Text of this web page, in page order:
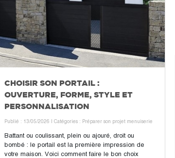
CHOISIR SON PORTAIL :
OUVERTURE, FORME, STYLE ET
PERSONNALISATION
Publié : 13/05/2026 | Catégories : Préparer son projet menuiserie
Battant ou coulissant, plein ou ajouré, droit ou
bombé : le portail est la première impression de
votre maison. Voici comment faire le bon choix